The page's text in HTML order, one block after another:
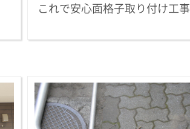
これで安心面格子取り付け工事